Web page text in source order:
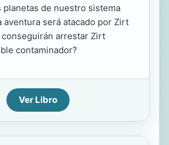
planetas de nuestro sistema
aventura será atacado por Zirt
conseguirán arrestar Zirt
contaminador?
Ver Libro